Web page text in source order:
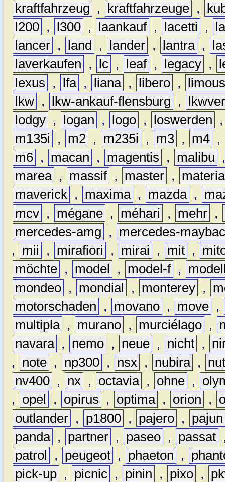
kraftfahrzeug
, kraftfahrzeuge ,
l200 , l300 , laankauf , lacetti ,
lancer , land , lander , lantra ,
laverkaufen
, lc , leaf , legacy ,
lexus
, lfa , liana , libero ,
lkw , lkw-ankauf-flensburg ,
lodgy , logan , logo , loswerden
m135i
, m2 , m235i , m3 , m4 ,
m6 , macan , magentis , malibu
marea , massif , master ,
materia
maverick , maxima , mazda ,
mcv , mégane , méhari , mehr ,
mercedes-amg
,
mercedes-
,
mii , mirafiori , mirai , mit ,
möchte , model , model-f ,
mondeo , mondial , monterey ,
motorschaden
, movano , move ,
multipla , murano , murciélago ,
navara , nemo , neue , nicht ,
,
note , np300 , nsx , nubira ,
nv400 , nx , octavia , ohne ,
,
opel , opirus , optima , orion ,
outlander , p1800 , pajero ,
pajun
panda , partner , paseo , passat
patrol
, peugeot , phaeton ,
pick-up , picnic , pinin , pixo ,